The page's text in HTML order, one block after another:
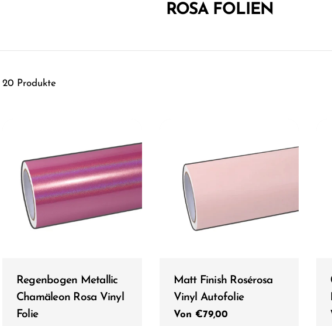
ROSA FOLIEN
20 Produkte
Typ:
Regenbogen Metallic
Chamäleon Rosa Vinyl
Folie
Typ:
Matt Finish Rosérosa
Vinyl Autofolie
Regulärer
Von €79,00